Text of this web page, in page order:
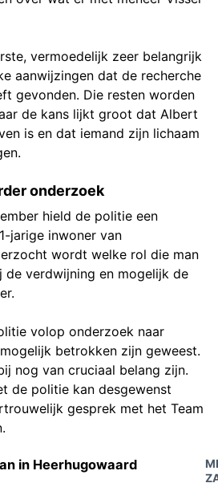
vermoedelijk zeer belangrijk
aanwijzingen dat de recherche
gevonden. Die resten worden
de kans lijkt groot dat Albert
is en dat iemand zijn lichaam
onderzoek
hield de politie een
jarige inwoner van
wordt welke rol die man
de verdwijning en mogelijk de
volop onderzoek naar
betrokken zijn geweest.
nog van cruciaal belang zijn.
de politie kan desgewenst
gesprek met het Team
in Heerhugowaard